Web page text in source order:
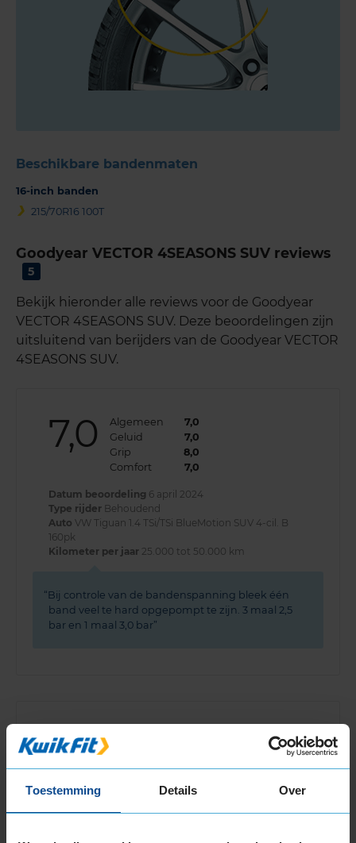
Toestemming Details Over
Beschikbare bandenmaten
16-inch banden
215/70R16 100T
Goodyear VECTOR 4SEASONS SUV reviews
5
Bekijk hieronder alle reviews voor de Goodyear
VECTOR 4SEASONS SUV. Deze beoordelingen zijn
uitsluitend van berijders van de Goodyear VECTOR
4SEASONS SUV.
7,0 Algemeen
7,0
Geluid
7,0
Grip
8,0
Comfort
7,0
Datum beoordeling 6 april 2024
Type rijder Behoudend
Auto VW Tiguan 1.4 TSi/TSi BlueMotion SUV 4-cil. B
160pk
Kilometer per jaar 25.000 tot 50.000 km
Bij controle van de bandenspanning bleek één
band veel te hard opgepompt te zijn. 3 maal 2,5
bar en 1 maal 3,0 bar
10,0